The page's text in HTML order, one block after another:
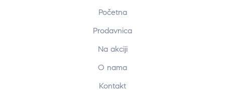
Početna
Prodavnica
Na akciji
O nama
Kontakt